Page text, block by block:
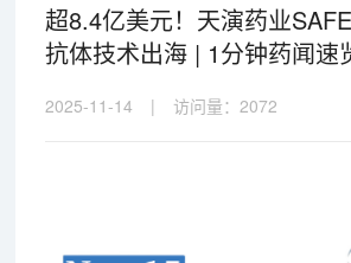
超8.4亿美元！天演药业
抗体技术出海 | 1分钟药闻速
2025-11-14 | 访问量： 2072